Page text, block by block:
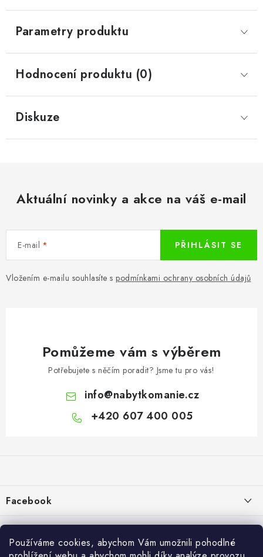
Používáme cookies, abychom Vám umožnili pohodlné
Parametry produktu
Hodnocení produktu (0)
Diskuze
Aktuální novinky a akce na váš e-mail
E-mail
Vložením e-mailu souhlasíte s podmínkami ochrany osobních údajů
PŘIHLÁSIT SE
Pomůžeme vám s výběrem
Potřebujete s něčím poradit? Jsme tu pro vás!
info@nabytkomanie.cz
+420 607 400 005
a
í
Facebook
Vše o nákupu